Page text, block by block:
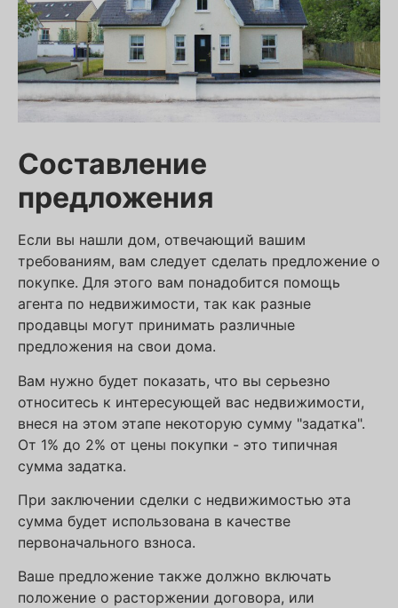
Составление
предложения
Если вы нашли дом, отвечающий вашим
требованиям, вам следует сделать предложение о
покупке. Для этого вам понадобится помощь
агента по недвижимости, так как разные
продавцы могут принимать различные
предложения на свои дома.
Вам нужно будет показать, что вы серьезно
относитесь к интересующей вас недвижимости,
внеся на этом этапе некоторую сумму "задатка".
От 1% до 2% от цены покупки - это типичная
сумма задатка.
При заключении сделки с недвижимостью эта
сумма будет использована в качестве
первоначального взноса.
Ваше предложение также должно включать
положение о расторжении договора, или